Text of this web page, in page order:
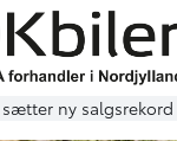
sætter ny salgsrekord